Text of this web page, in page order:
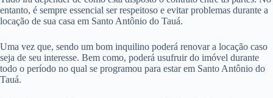
entanto, é sempre essencial ser respeitoso e evitar problemas durante a
locação de sua casa em Santo Antônio do Tauá.
Uma vez que, sendo um bom inquilino poderá renovar a locação caso
seja de seu interesse. Bem como, poderá usufruir do imóvel durante
todo o período no qual se programou para estar em Santo Antônio do
Tauá.